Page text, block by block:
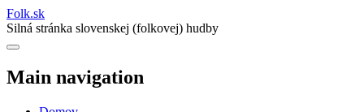
Folk.sk
Silná stránka slovenskej (folkovej) hudby
Main navigation